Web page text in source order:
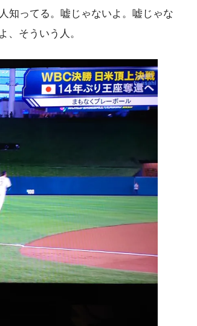
知ってる。嘘じゃないよ。嘘じゃな
、そういう人。